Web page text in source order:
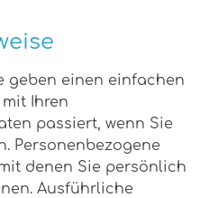
geben einen einfachen
Ihren
passiert, wenn Sie
Personenbezogene
denen Sie persönlich
Ausführliche